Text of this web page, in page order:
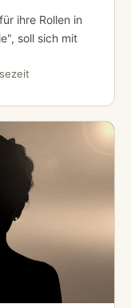
ihre Rollen in
soll sich mit